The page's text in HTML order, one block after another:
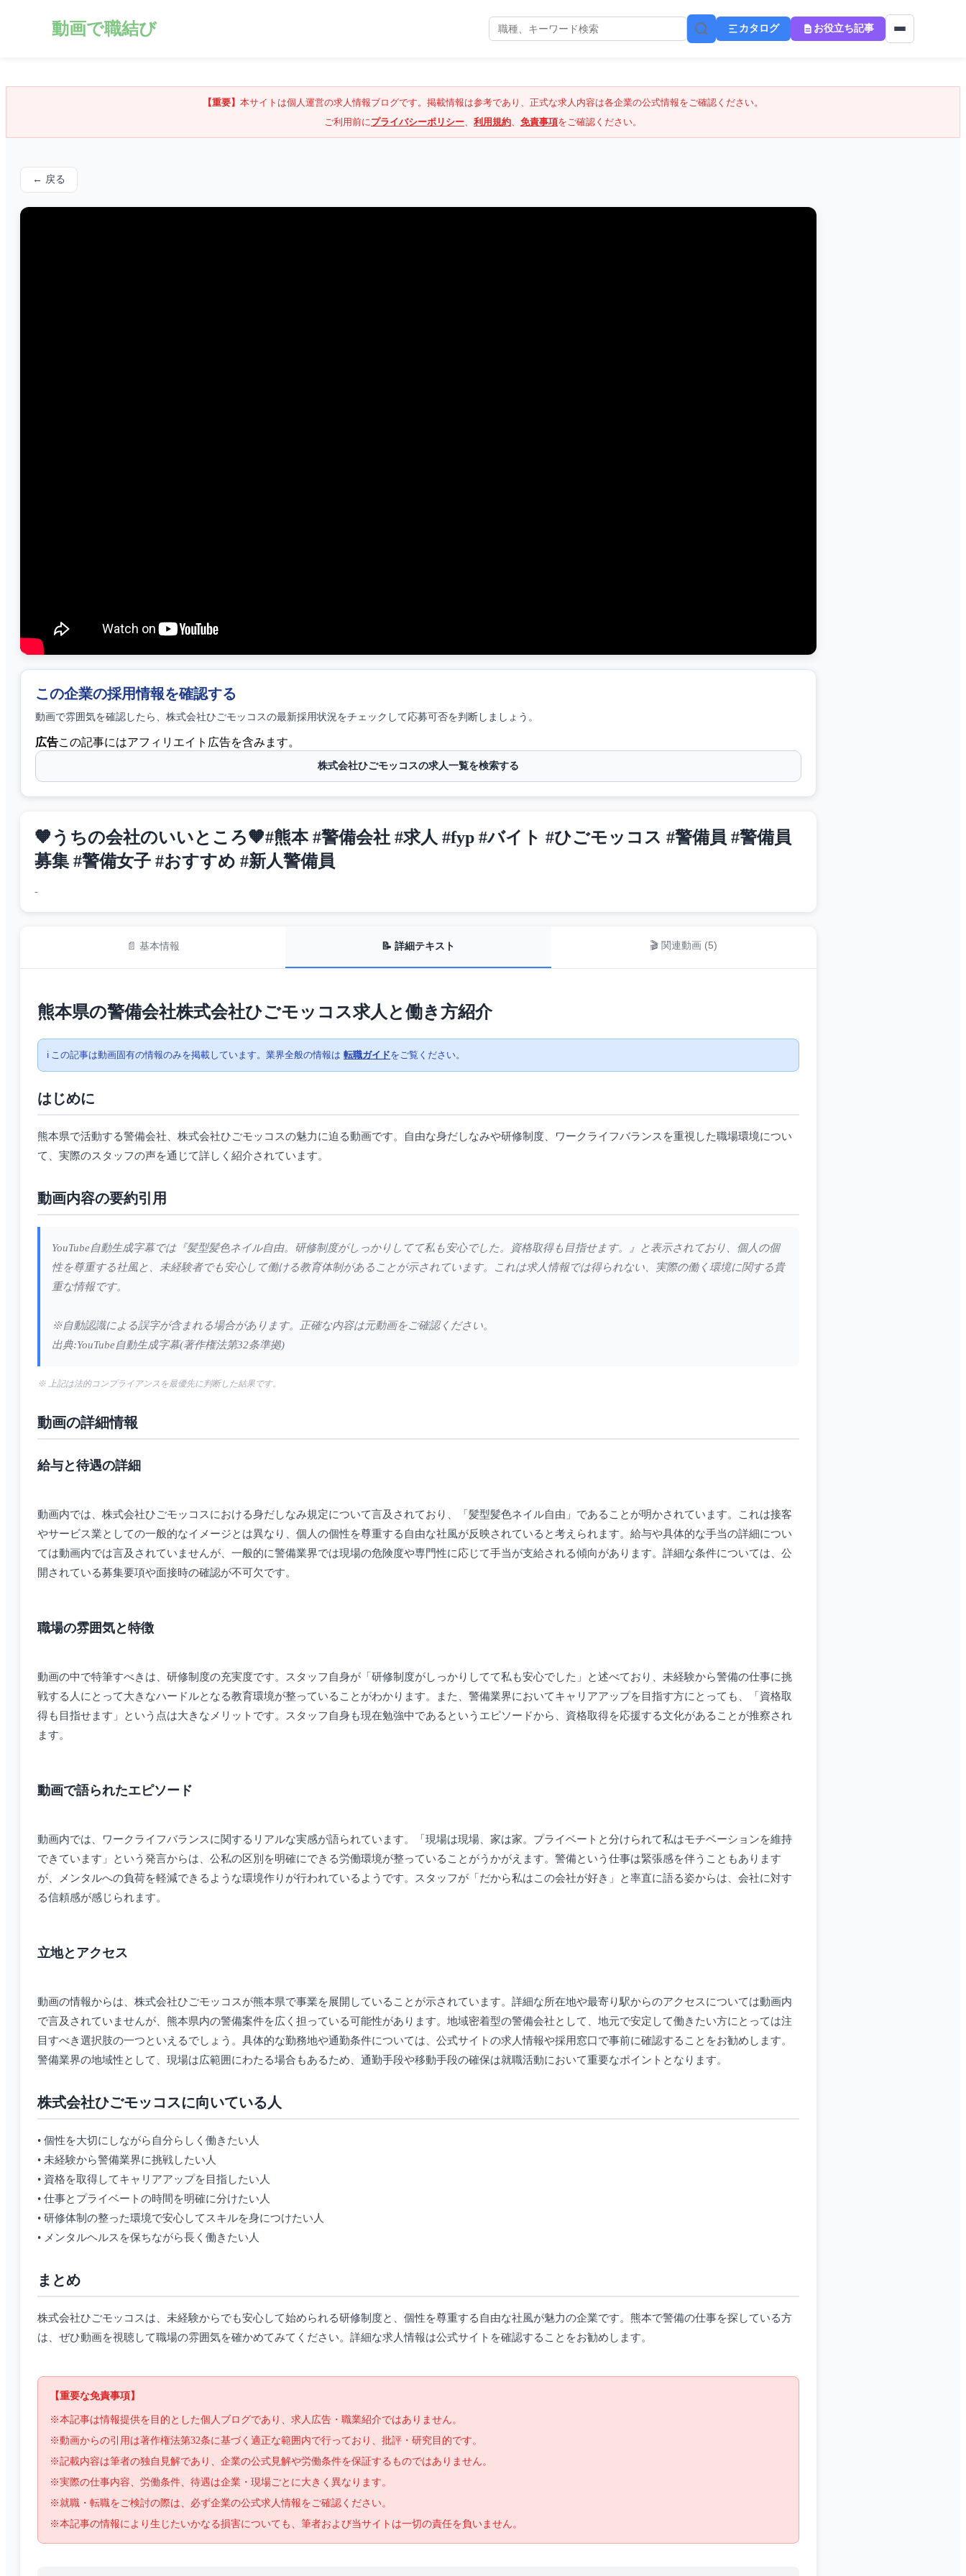
動画で職結び カタログ お役立ち記事
【重要】 本サイトは個人運営の求人情報ブログです。掲載情報は参考であり、正式な求人内容は各企業の公式情報をご確認ください。
ご利用前にプライバシーポリシー、 利用規約、 免責事項をご確認ください。
← 戻る
この企業の採用情報を確認する
動画で雰囲気を確認したら、 株式会社ひごモッコスの最新採用状況をチェックして応募可否を判断しましょう。
広告この記事にはアフィリエイト広告を含みます。
株式会社ひごモッコスの求人一覧を検索する
🧡うちの会社のいいところ🧡#熊本 #警備会社 #求人 #fyp #バイト #ひごモッコス #警備員 #警備員
募集 #警備女子 #おすすめ #新人警備員
-
📄 基本情報 📝 詳細テキスト 🎬 関連動画 (5)
熊本県の警備会社株式会社ひごモッコス求人と働き方紹介
ℹ️ この記事は動画固有の情報のみを掲載しています。業界全般の情報は 転職ガイドをご覧ください。
はじめに
熊本県で活動する警備会社、株式会社ひごモッコスの魅力に迫る動画です。自由な身だしなみや研修制度、ワークライフバランスを重視した職場環境につい
て、実際のスタッフの声を通じて詳しく紹介されています。
動画内容の要約引用
YouTube自動生成字幕では『髪型髪色ネイル自由。研修制度がしっかりしてて私も安心でした。資格取得も目指せます。』と表示されており、個人の個
性を尊重する社風と、未経験者でも安心して働ける教育体制があることが示されています。これは求人情報では得られない、実際の働く環境に関する貴
重な情報です。
※自動認識による誤字が含まれる場合があります。正確な内容は元動画をご確認ください。
出典:YouTube自動生成字幕(著作権法第32条準拠)
※ 上記は法的コンプライアンスを最優先に判断した結果です。
動画の詳細情報
給与と待遇の詳細
動画内では、株式会社ひごモッコスにおける身だしなみ規定について言及されており、「髪型髪色ネイル自由」であることが明かされています。これは接客
やサービス業としての一般的なイメージとは異なり、個人の個性を尊重する自由な社風が反映されていると考えられます。給与や具体的な手当の詳細につい
ては動画内では言及されていませんが、一般的に警備業界では現場の危険度や専門性に応じて手当が支給される傾向があります。詳細な条件については、公
開されている募集要項や面接時の確認が不可欠です。
職場の雰囲気と特徴
動画の中で特筆すべきは、研修制度の充実度です。スタッフ自身が「研修制度がしっかりしてて私も安心でした」と述べており、未経験から警備の仕事に挑
戦する人にとって大きなハードルとなる教育環境が整っていることがわかります。また、警備業界においてキャリアアップを目指す方にとっても、「資格取
得も目指せます」という点は大きなメリットです。スタッフ自身も現在勉強中であるというエピソードから、資格取得を応援する文化があることが推察され
ます。
動画で語られたエピソード
動画内では、ワークライフバランスに関するリアルな実感が語られています。「現場は現場、家は家。プライベートと分けられて私はモチベーションを維持
できています」という発言からは、公私の区別を明確にできる労働環境が整っていることがうかがえます。警備という仕事は緊張感を伴うこともあります
が、メンタルへの負荷を軽減できるような環境作りが行われているようです。スタッフが「だから私はこの会社が好き」と率直に語る姿からは、会社に対す
る信頼感が感じられます。
立地とアクセス
動画の情報からは、株式会社ひごモッコスが熊本県で事業を展開していることが示されています。詳細な所在地や最寄り駅からのアクセスについては動画内
で言及されていませんが、熊本県内の警備案件を広く担っている可能性があります。地域密着型の警備会社として、地元で安定して働きたい方にとっては注
目すべき選択肢の一つといえるでしょう。具体的な勤務地や通勤条件については、公式サイトの求人情報や採用窓口で事前に確認することをお勧めします。
警備業界の地域性として、現場は広範囲にわたる場合もあるため、通勤手段や移動手段の確保は就職活動において重要なポイントとなります。
株式会社ひごモッコスに向いている人
• 個性を大切にしながら自分らしく働きたい人
• 未経験から警備業界に挑戦したい人
• 資格を取得してキャリアアップを目指したい人
• 仕事とプライベートの時間を明確に分けたい人
• 研修体制の整った環境で安心してスキルを身につけたい人
• メンタルヘルスを保ちながら長く働きたい人
まとめ
株式会社ひごモッコスは、未経験からでも安心して始められる研修制度と、個性を尊重する自由な社風が魅力の企業です。熊本で警備の仕事を探している方
は、ぜひ動画を視聴して職場の雰囲気を確かめてみてください。詳細な求人情報は公式サイトを確認することをお勧めします。
【重要な免責事項】
※本記事は情報提供を目的とした個人ブログであり、求人広告・職業紹介ではありません。
※動画からの引用は著作権法第32条に基づく適正な範囲内で行っており、批評・研究目的です。
※記載内容は筆者の独自見解であり、企業の公式見解や労働条件を保証するものではありません。
※実際の仕事内容、労働条件、待遇は企業・現場ごとに大きく異なります。
※就職・転職をご検討の際は、必ず企業の公式求人情報をご確認ください。
※本記事の情報により生じたいかなる損害についても、筆者および当サイトは一切の責任を負いません。